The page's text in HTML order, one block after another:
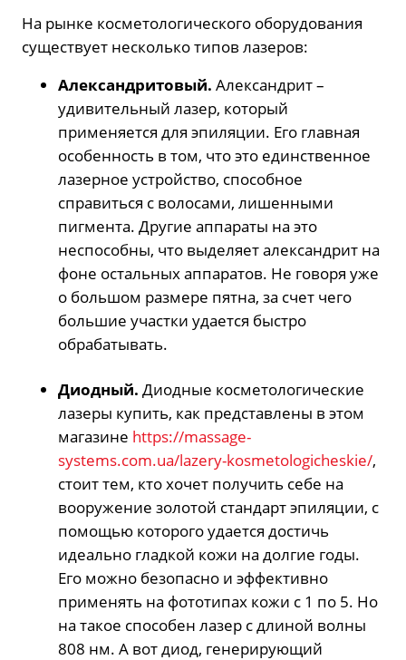
На рынке косметологического оборудования
существует несколько типов лазеров:
Александритовый. Александрит –
удивительный лазер, который
применяется для эпиляции. Его главная
особенность в том, что это единственное
лазерное устройство, способное
справиться с волосами, лишенными
пигмента. Другие аппараты на это
неспособны, что выделяет александрит на
фоне остальных аппаратов. Не говоря уже
о большом размере пятна, за счет чего
большие участки удается быстро
обрабатывать.
Диодный. Диодные косметологические
лазеры купить, как представлены в этом
магазине https://massage-
systems.com.ua/lazery-kosmetologicheskie/,
стоит тем, кто хочет получить себе на
вооружение золотой стандарт эпиляции, с
помощью которого удается достичь
идеально гладкой кожи на долгие годы.
Его можно безопасно и эффективно
применять на фототипах кожи с 1 по 5. Но
на такое способен лазер с длиной волны
808 нм. А вот диод, генерирующий